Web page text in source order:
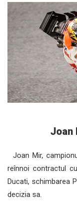
Joan
Joan Mir,
reînnoi contractul
Ducati, schimbarea
decizia sa.